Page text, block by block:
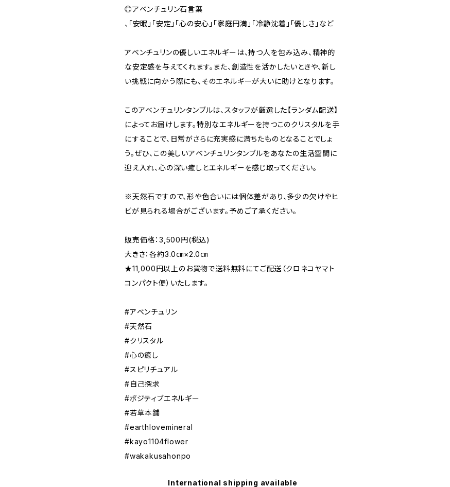
◎アベンチュリン石言葉
、「安眠」「安定」「心の安心」「家庭円満」「冷静沈着」「優しさ」など
アベンチュリンの優しいエネルギーは、持つ人を包み込み、精神的
な安定感を与えてくれます。また、創造性を活かしたいときや、新し
い挑戦に向かう際にも、そのエネルギーが大いに助けとなります。
このアベンチュリンタンブルは、スタッフが厳選した【ランダム配送】
によってお届けします。特別なエネルギーを持つこのクリスタルを手
にすることで、日常がさらに充実感に満ちたものとなることでしょ
う。ぜひ、この美しいアベンチュリンタンブルをあなたの生活空間に
迎え入れ、心の深い癒しとエネルギーを感じ取ってください。
※天然石ですので、形や色合いには個体差があり、多少の欠けやヒ
ビが見られる場合がございます。予めご了承ください。
販売価格：3,500円(税込)
大きさ：各約3.0㎝×2.0㎝
★11,000円以上のお買物で送料無料にてご配送（クロネコヤマト
コンパクト便）いたします。
#アベンチュリン
#天然石
#クリスタル
#心の癒し
#スピリチュアル
#自己探求
#ポジティブエネルギー
#若草本舗
#earthlovemineral
#kayo1104flower
#wakakusahonpo
International shipping available